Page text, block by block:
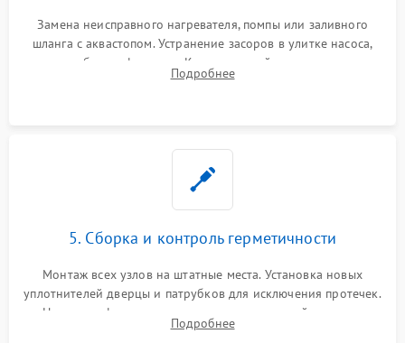
Замена неисправного нагревателя, помпы или заливного
шланга с аквастопом. Устранение засоров в улитке насоса,
патрубках и фильтрах. Компонентный ремонт платы
управления, восстановление поврежденной проводки.
Подробнее
5. Сборка и контроль герметичности
Монтаж всех узлов на штатные места. Установка новых
уплотнителей дверцы и патрубков для исключения протечек.
Надежная фиксация хомутов гидравлической системы,
сборка корпуса и установка датчика поплавка.
Подробнее